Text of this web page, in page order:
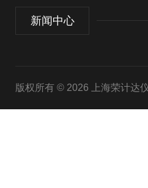
新闻中心
版权所有 © 2026 上海荣计达